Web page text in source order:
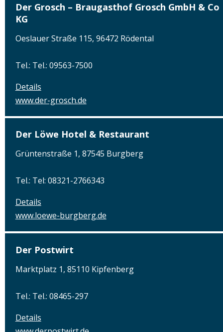
Der Grosch – Braugasthof Grosch GmbH & Co
KG
Oeslauer Straße 115, 96472 Rödental
Tel.: Tel.: 09563-7500
Details
www.der-grosch.de
Der Löwe Hotel & Restaurant
Grüntenstraße 1, 87545 Burgberg
Tel.: Tel: 08321-2766343
Details
www.loewe-burgberg.de
Der Postwirt
Marktplatz 1, 85110 Kipfenberg
Tel.: Tel.: 08465-297
Details